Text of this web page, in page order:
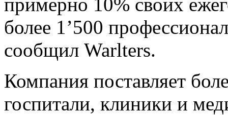
более 1’500
сообщил Warlters.
Компания поставляет
госпитали, клиники и